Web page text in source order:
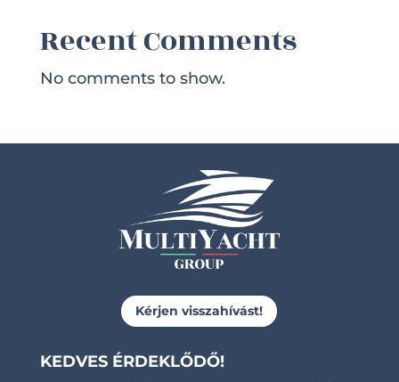
Recent Comments
No comments to show.
Kérjen visszahívást!
KEDVES ÉRDEKLŐDŐ!